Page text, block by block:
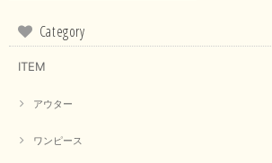
Category
ITEM
アウター
ワンピース